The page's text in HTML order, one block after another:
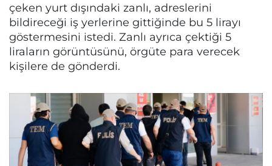
çeken yurt dışındaki zanlı, adreslerini
bildireceği iş yerlerine gittiğinde bu 5 lirayı
göstermesini istedi. Zanlı ayrıca çektiği 5
liraların görüntüsünü, örgüte para verecek
kişilere de gönderdi.